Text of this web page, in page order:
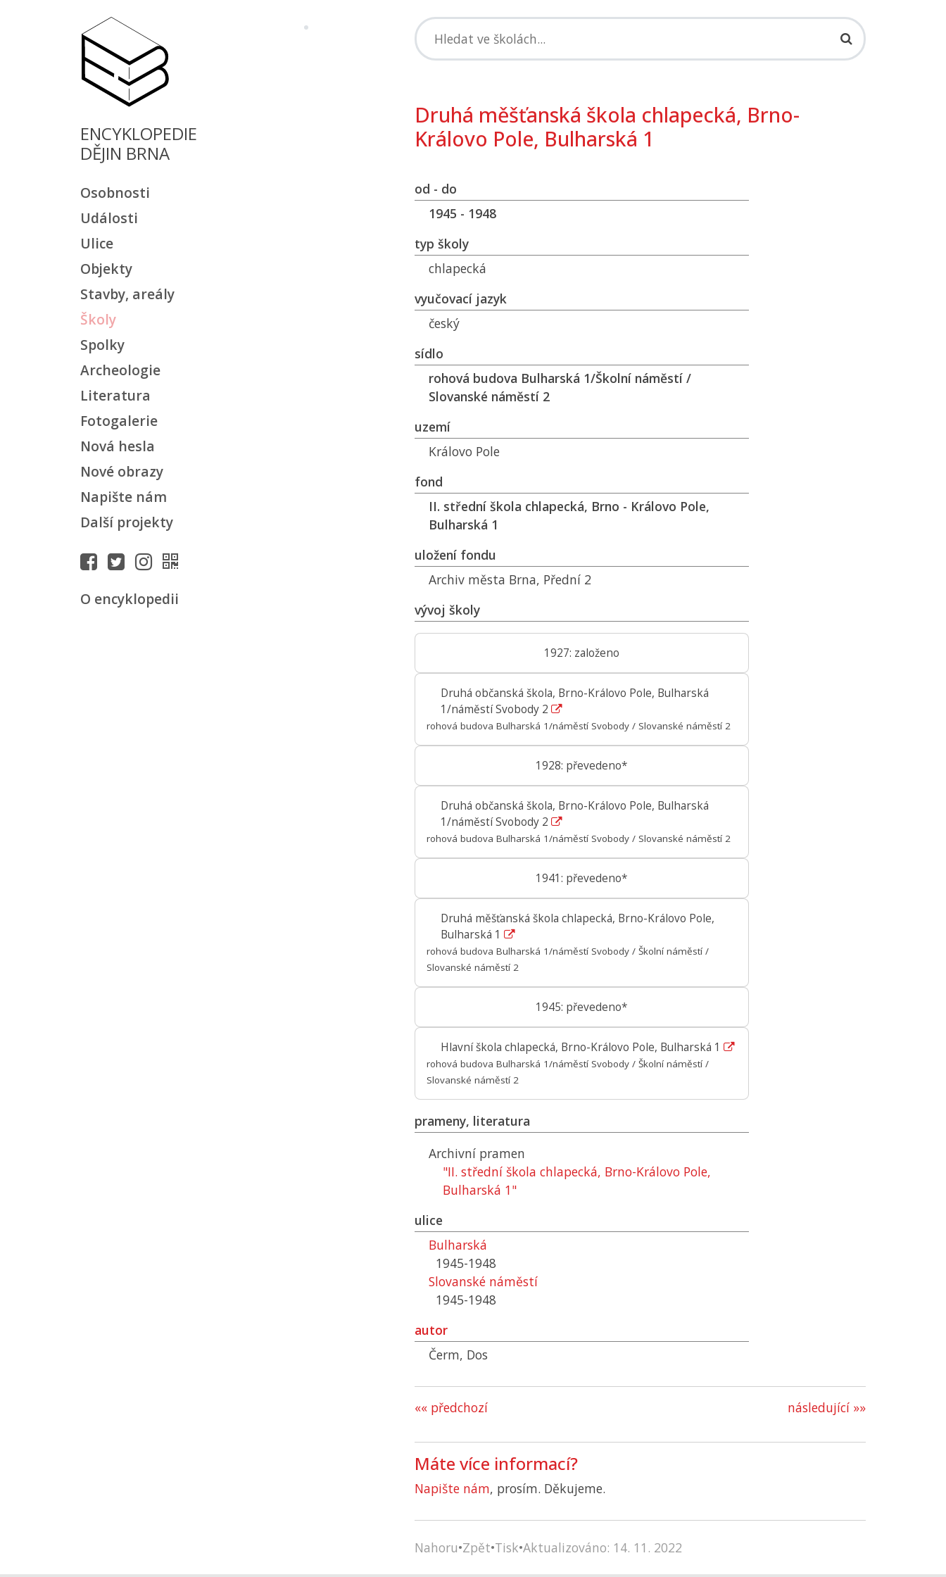
ENCYKLOPEDIE
DĚJIN BRNA
Osobnosti
Události
Ulice
Objekty
Stavby, areály
Školy
Spolky
Archeologie
Literatura
Fotogalerie
Nová hesla
Nové obrazy
Napište nám
Další projekty
O encyklopedii
Druhá měšťanská škola chlapecká, Brno-
Královo Pole, Bulharská 1
od - do
1945 - 1948
typ školy
chlapecká
vyučovací jazyk
český
sídlo
rohová budova Bulharská 1/Školní náměstí /
Slovanské náměstí 2
uzemí
Královo Pole
fond
II. střední škola chlapecká, Brno - Královo Pole,
Bulharská 1
uložení fondu
Archiv města Brna, Přední 2
vývoj školy
1927: založeno
Druhá občanská škola, Brno-Královo Pole, Bulharská
1/náměstí Svobody 2
rohová budova Bulharská 1/náměstí Svobody / Slovanské náměstí 2
1928: převedeno*
Druhá občanská škola, Brno-Královo Pole, Bulharská
1/náměstí Svobody 2
rohová budova Bulharská 1/náměstí Svobody / Slovanské náměstí 2
1941: převedeno*
Druhá měšťanská škola chlapecká, Brno-Královo Pole,
Bulharská 1
rohová budova Bulharská 1/náměstí Svobody / Školní náměstí /
Slovanské náměstí 2
1945: převedeno*
Hlavní škola chlapecká, Brno-Královo Pole, Bulharská 1
rohová budova Bulharská 1/náměstí Svobody / Školní náměstí /
Slovanské náměstí 2
prameny, literatura
Archivní pramen
"II. střední škola chlapecká, Brno-Královo Pole,
Bulharská 1"
ulice
Bulharská
1945-1948
Slovanské náměstí
1945-1948
autor
Čerm, Dos
následující »»
«« předchozí
Máte více informací?
Napište nám, prosím. Děkujeme.
Nahoru•Zpět•Tisk•Aktualizováno: 14. 11. 2022